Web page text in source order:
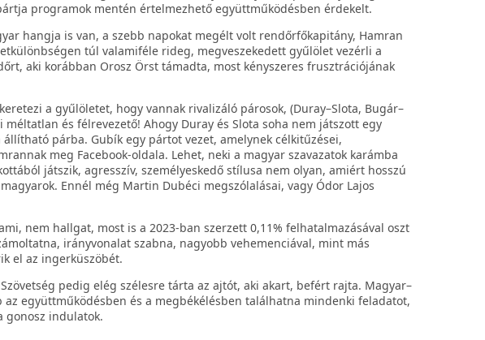
programok mentén értelmezhető együttműködésben érdekelt.
hangja is van, a szebb napokat megélt volt rendőrfőkapitány, Hamran
túl valamiféle rideg, megveszekedett gyűlölet vezérli a
aki korábban Orosz Örst támadta, most kényszeres frusztrációjának
a gyűlöletet, hogy vannak rivalizáló párosok, (Duray–Slota, Bugár–
méltatlan és félrevezető! Ahogy Duray és Slota soha nem játszott egy
párba. Gubík egy pártot vezet, amelynek célkitűzései,
meg Facebook-oldala. Lehet, neki a magyar szavazatok karámba
játszik, agresszív, személyeskedő stílusa nem olyan, amiért hosszú
Ennél még Martin Dubéci megszólalásai, vagy Ódor Lajos
nem hallgat, most is a 2023-ban szerzett 0,11% felhatalmazásával oszt
irányvonalat szabna, nagyobb vehemenciával, mint más
el az ingerküszöbét.
pedig elég szélesre tárta az ajtót, aki akart, befért rajta. Magyar–
az együttműködésben és a megbékélésben találhatna mindenki feladatot,
gonosz indulatok.